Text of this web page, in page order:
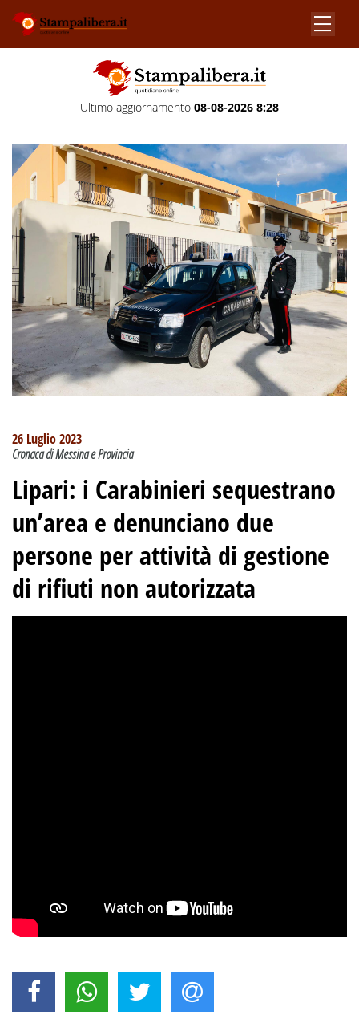
Ultimo aggiornamento 08-08-2026 8:28
26 Luglio 2023
Cronaca di Messina e Provincia
Lipari: i Carabinieri sequestrano
un’area e denunciano due
persone per attività di gestione
di rifiuti non autorizzata